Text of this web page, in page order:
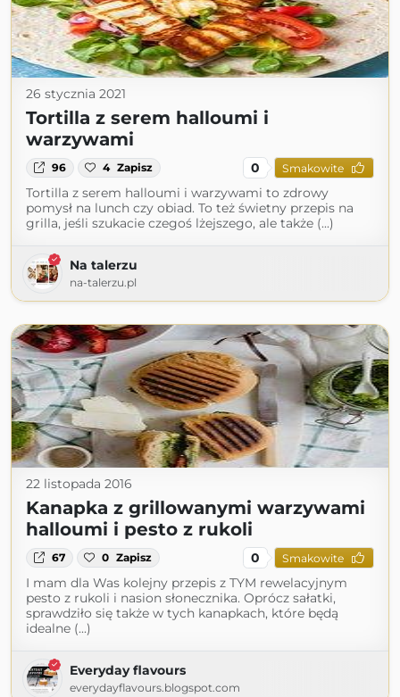
26 stycznia 2021
Tortilla z serem halloumi i
warzywami
96 4 Zapisz 0 Smakowite
Tortilla z serem halloumi i warzywami to zdrowy
pomysł na lunch czy obiad. To też świetny przepis na
grilla, jeśli szukacie czegoś lżejszego, ale także (...)
Na talerzu
na-talerzu.pl
22 listopada 2016
Kanapka z grillowanymi warzywami
halloumi i pesto z rukoli
67 0 Zapisz 0 Smakowite
I mam dla Was kolejny przepis z TYM rewelacyjnym
pesto z rukoli i nasion słonecznika. Oprócz sałatki,
sprawdziło się także w tych kanapkach, które będą
idealne (...)
Everyday flavours
everydayflavours.blogspot.com